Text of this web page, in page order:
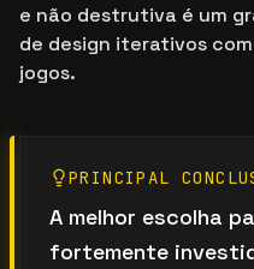
e não destrutiva é um
de design iterativos
jogos.
PRINCIPAL
A melhor escolha
fortemente